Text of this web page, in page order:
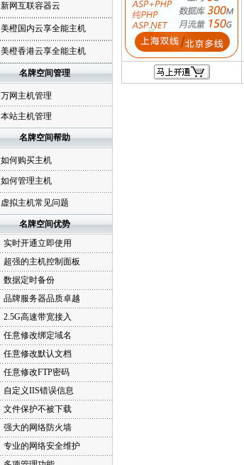
新网互联容器云
美橙国内云享全能主机
美橙香港云享全能主机
名牌空间管理
万网主机管理
本站主机管理
名牌空间帮助
如何购买主机
如何管理主机
虚拟主机常见问题
名牌空间优势
实时开通立即使用
超强的主机控制面板
数据定时备份
品牌服务器品质卓越
2.5G高速带宽接入
任意修改绑定域名
任意修改默认文档
任意修改FTP密码
自定义IIS错误信息
文件保护不被下载
强大的网络防火墙
专业的网络安全维护